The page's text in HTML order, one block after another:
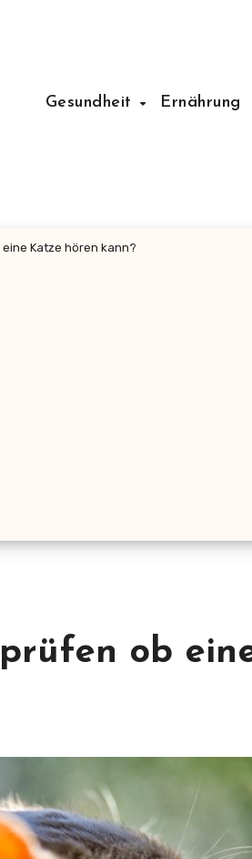
Gesundheit Ernährung
Katze hören kann?
ob